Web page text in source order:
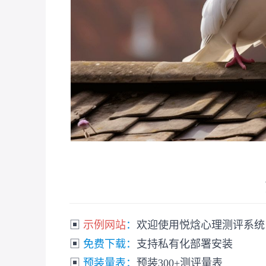
▣ 示例网站： 欢迎使用悦焓心理测评系统
▣ 免费下载： 支持私有化部署安装
▣ 预装量表： 预装300+测评量表